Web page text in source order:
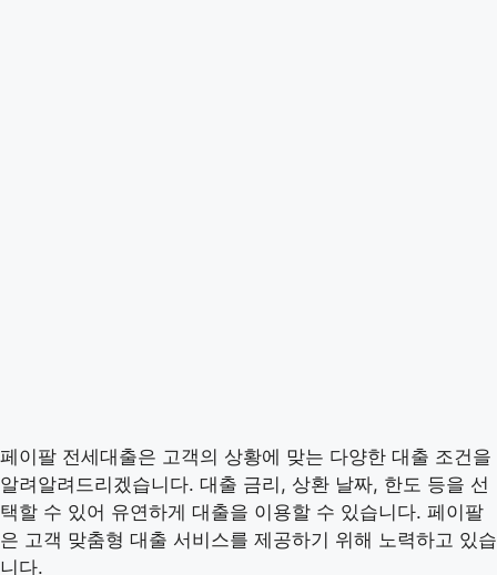
페이팔 전세대출은 고객의 상황에 맞는 다양한 대출 조건을
알려알려드리겠습니다. 대출 금리, 상환 날짜, 한도 등을 선
택할 수 있어 유연하게 대출을 이용할 수 있습니다. 페이팔
은 고객 맞춤형 대출 서비스를 제공하기 위해 노력하고 있습
니다.